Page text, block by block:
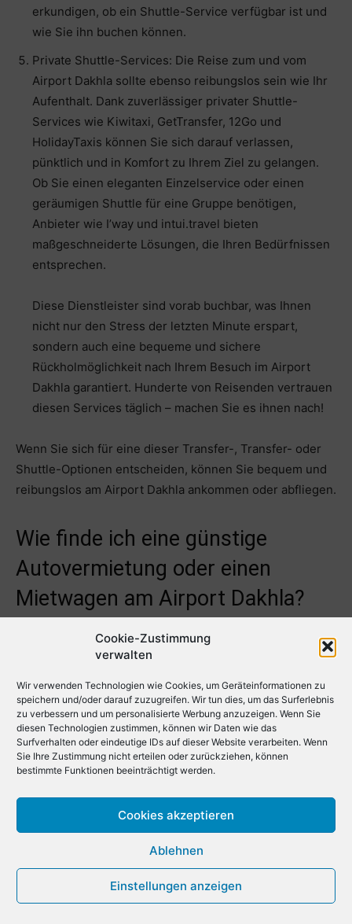
Cookie-Zustimmung
verwalten
Wir verwenden Technologien wie Cookies, um Geräteinformationen zu
speichern und/oder darauf zuzugreifen. Wir tun dies, um das Surferlebnis
zu verbessern und um personalisierte Werbung anzuzeigen. Wenn Sie
diesen Technologien zustimmen, können wir Daten wie das
Surfverhalten oder eindeutige IDs auf dieser Website verarbeiten. Wenn
Sie Ihre Zustimmung nicht erteilen oder zurückziehen, können
bestimmte Funktionen beeinträchtigt werden.
Cookies akzeptieren
Ablehnen
Einstellungen anzeigen
erkundigen, ob ein Shuttle-Service verfügbar ist und
wie Sie ihn buchen können.
Private Shuttle-Services: Die Reise zum und vom
Airport Dakhla sollte ebenso reibungslos sein wie Ihr
Aufenthalt. Dank zuverlässiger privater Shuttle-
Services wie Kiwitaxi, GetTransfer, 12Go und
HolidayTaxis können Sie sich darauf verlassen,
pünktlich und in Komfort zu Ihrem Ziel zu gelangen.
Ob Sie einen eleganten Einzelservice oder einen
geräumigen Shuttle für eine Gruppe benötigen,
Anbieter wie I’way und intui.travel bieten
maßgeschneiderte Lösungen, die Ihren Bedürfnissen
entsprechen.
Diese Dienstleister sind vorab buchbar, was Ihnen
nicht nur den Stress der letzten Minute erspart,
sondern auch eine bequeme und sichere
Rückholmöglichkeit nach Ihrem Besuch im Airport
Dakhla garantiert. Hunderte von Reisenden vertrauen
diesen Services täglich – machen Sie es ihnen nach!
Wenn Sie sich für eine dieser Transfer-, Transfer- oder
Shuttle-Optionen entscheiden, können Sie bequem und
reibungslos am Airport Dakhla ankommen oder abfliegen.
Wie finde ich eine günstige
Autovermietung oder einen
Mietwagen am Airport Dakhla?
Hier sind einige Tipps, wie Sie günstige Mietwagen oder
Mietwagen am Airport Dakhla finden:
Preise vergleichen: Vergleichen Sie die Preise der
verschiedenen Autovermietungen am Airport Dakhla.
Nutzen Sie hierfür Online-Vergleichsplattformen und
Mietwagenseiten wie Check24, Rentalcars.com,
Getrentacar.com und AutoEurope. Durch diese
Plattformen haben Sie nicht nur Zugriff auf Angebote
von großen Vermietern wie Hertz, Enterprise, Alamo,
können sich auch sicher sein, die besten verfügbaren
Preise für Ihren gewünschten Zeitraum zu finden.